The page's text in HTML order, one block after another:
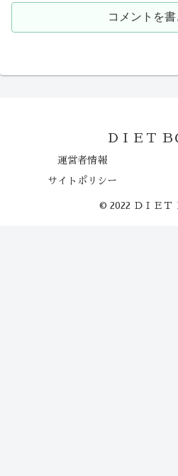
コメントを
ＤＩＥＴ Ｂ
運営者情報
サイトポリシー
© 2022 ＤＩＥＴ